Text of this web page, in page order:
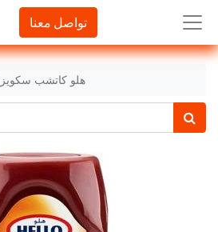
تواصل معنا
هلو كاتشب سكويز 570 غم